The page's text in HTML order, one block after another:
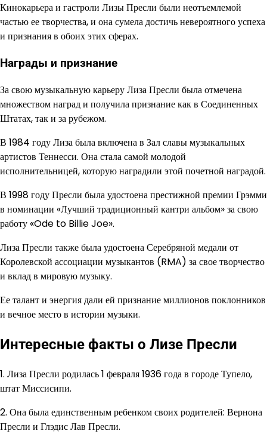
Кинокарьера и гастроли Лизы Пресли были неотъемлемой
частью ее творчества, и она сумела достичь невероятного успеха
и признания в обоих этих сферах.
Награды и признание
За свою музыкальную карьеру Лиза Пресли была отмечена
множеством наград и получила признание как в Соединенных
Штатах, так и за рубежом.
В 1984 году Лиза была включена в Зал славы музыкальных
артистов Теннесси. Она стала самой молодой
исполнительницей, которую наградили этой почетной наградой.
В 1998 году Пресли была удостоена престижной премии Грэмми
в номинации «Лучший традиционный кантри альбом» за свою
работу «Ode to Billie Joe».
Лиза Пресли также была удостоена Серебряной медали от
Королевской ассоциации музыкантов (RMA) за свое творчество
и вклад в мировую музыку.
Ее талант и энергия дали ей признание миллионов поклонников
и вечное место в истории музыки.
Интересные факты о Лизе Пресли
1. Лиза Пресли родилась 1 февраля 1936 года в городе Тупело,
штат Миссисипи.
2. Она была единственным ребенком своих родителей: Вернона
Пресли и Глэдис Лав Пресли.